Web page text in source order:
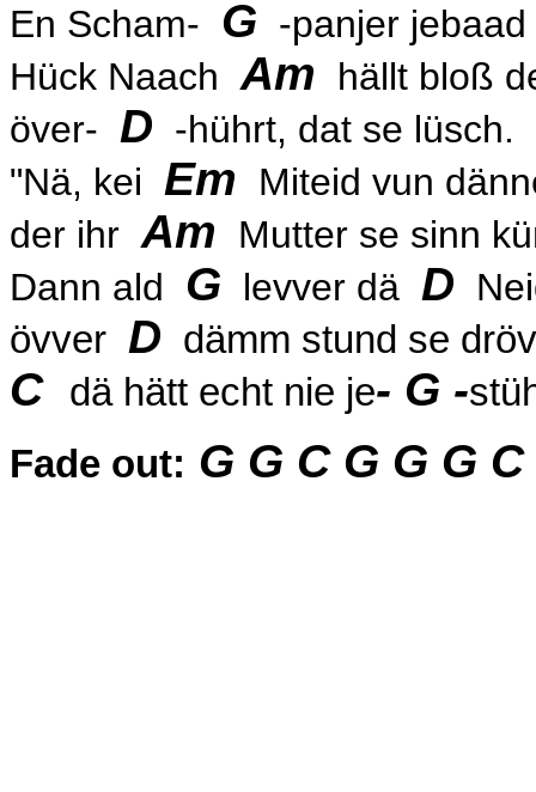
En Scham- G -panjer
Hück Naach Am hällt bloß
över- D -hührt, dat se lüsch.
"Nä, kei Em Miteid vun
der ihr Am Mutter se sinn
Dann ald G levver dä D
övver D dämm stund se
C dä hätt echt nie je- G -
Fade out: G G C G G G